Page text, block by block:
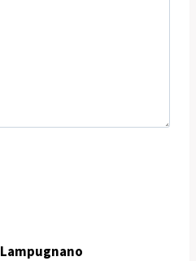
Lampugnano